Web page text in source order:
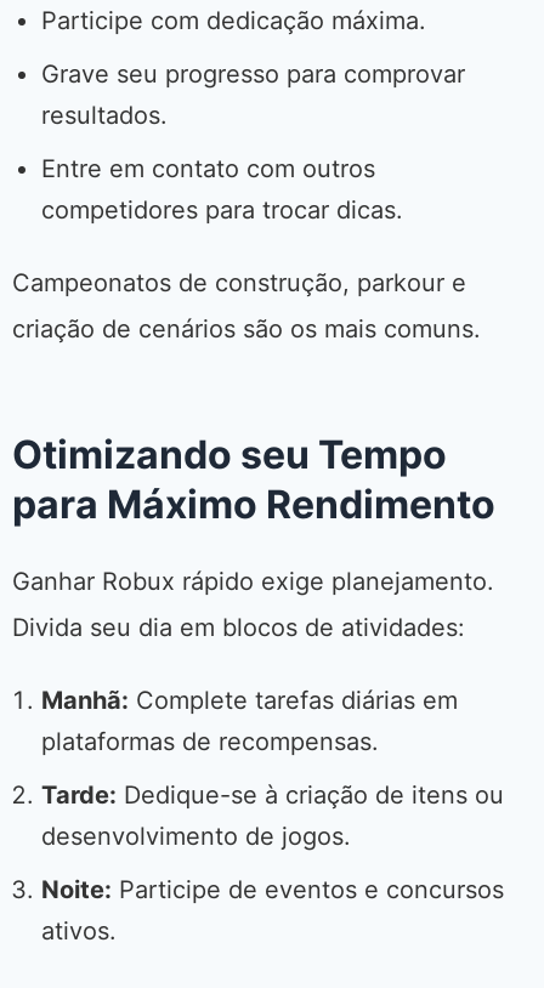
Participe com dedicação máxima.
Grave seu progresso para comprovar
resultados.
Entre em contato com outros
competidores para trocar dicas.
Campeonatos de construção, parkour e
criação de cenários são os mais comuns.
Otimizando seu Tempo
para Máximo Rendimento
Ganhar Robux rápido exige planejamento.
Divida seu dia em blocos de atividades:
Manhã: Complete tarefas diárias em
plataformas de recompensas.
Tarde: Dedique-se à criação de itens ou
desenvolvimento de jogos.
Noite: Participe de eventos e concursos
ativos.